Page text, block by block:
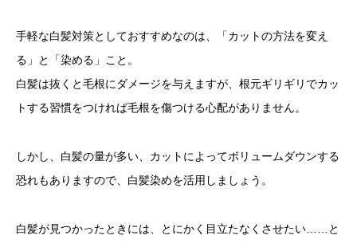
手軽な白髪対策としておすすめなのは、「カットの方法を変え
る」と「染める」こと。
白髪は抜くと毛根にダメージを与えますが、根元ギリギリでカッ
トする習慣をつければ毛根を傷つける心配がありません。
しかし、白髪の量が多い、カットによってボリュームダウンする
恐れもありますので、白髪染めを活用しましょう。
白髪が見つかったときには、とにかく目立たなくさせたい……と